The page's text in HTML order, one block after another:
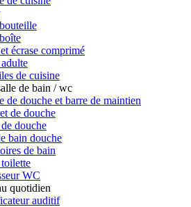
écrase comprimé
de cuisine
de bain / wc
de douche et barre de maintien
de douche
douche
bain douche
de bain
WC
quotidien
auditif